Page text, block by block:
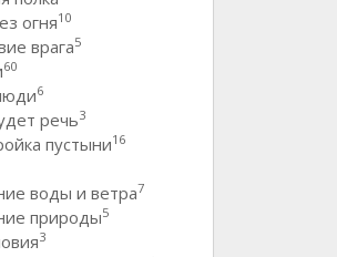
огня10
врага5
60
6
речь3
пустыни16
воды и ветра7
природы5
3